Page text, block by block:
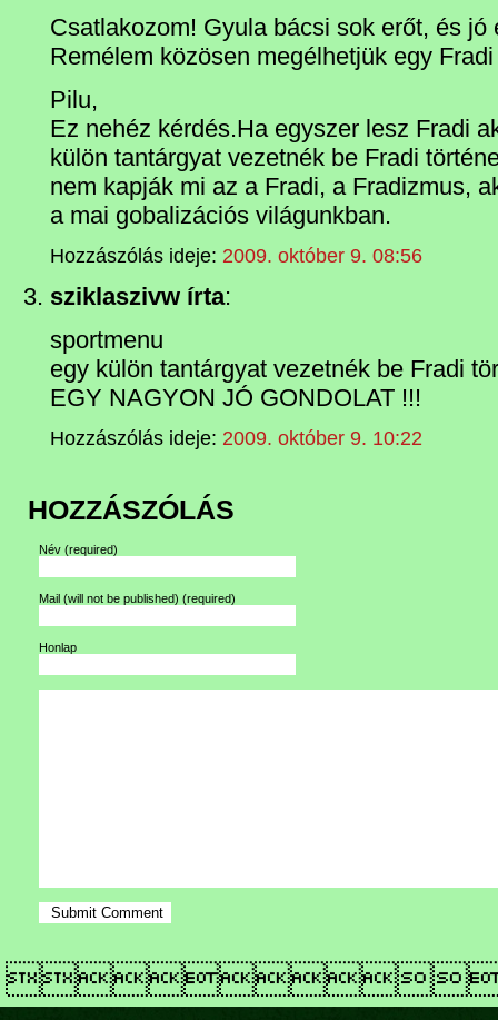
Csatlakozom! Gyula bácsi sok erőt, és jó
Remélem közösen megélhetjük egy
Pilu,
Ez nehéz kérdés.Ha egyszer lesz Fradi
külön tantárgyat vezetnék be Fradi
nem kapják mi az a Fradi, a Fradizmus,
a mai gobalizációs világunkban.
Hozzászólás ideje: 2009. október 9. 08:56
sziklaszivw írta:
sportmenu
egy külön tantárgyat vezetnék be Fradi
EGY NAGYON JÓ GONDOLAT !!!
Hozzászólás ideje: 2009. október 9. 10:22
HOZZÁSZÓLÁS
Név (required)
Mail (will not be published) (required)
Honlap